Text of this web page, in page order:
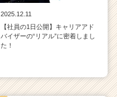
2025.12.11
【社員の1日公開】キャリアアド
バイザーの“リアル”に密着しまし
た！